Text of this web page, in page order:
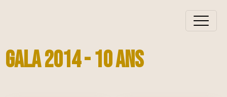
GALA 2014 - 10 ANS